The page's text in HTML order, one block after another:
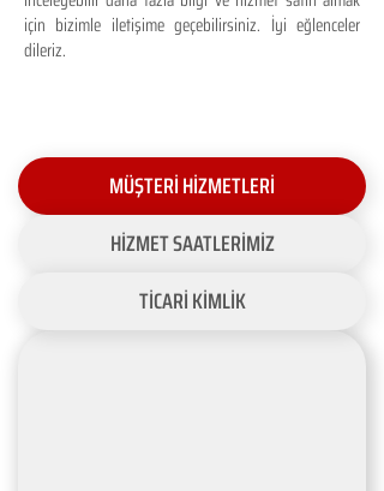
için bizimle iletişime geçebilirsiniz. İyi eğlenceler
dileriz.
MÜŞTERİ HİZMETLERİ
HİZMET SAATLERİMİZ
TİCARİ KİMLİK